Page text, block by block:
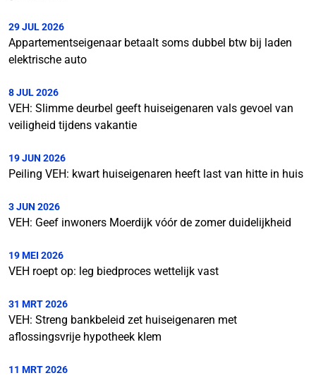
29 JUL 2026
Appartementseigenaar betaalt soms dubbel btw bij laden
elektrische auto
8 JUL 2026
VEH: Slimme deurbel geeft huiseigenaren vals gevoel van
veiligheid tijdens vakantie
19 JUN 2026
Peiling VEH: kwart huiseigenaren heeft last van hitte in huis
3 JUN 2026
VEH: Geef inwoners Moerdijk vóór de zomer duidelijkheid
19 MEI 2026
VEH roept op: leg biedproces wettelijk vast
31 MRT 2026
VEH: Streng bankbeleid zet huiseigenaren met
aflossingsvrije hypotheek klem
11 MRT 2026